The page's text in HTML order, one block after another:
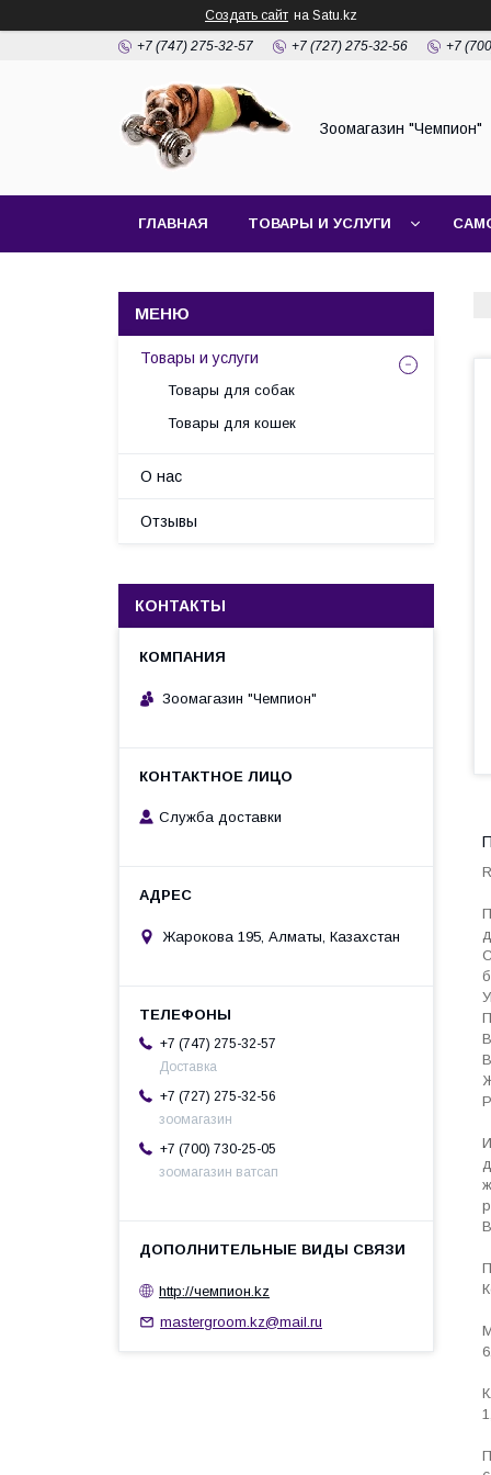
Создать сайт на Satu.kz
+7 (747) 275-32-57 +7 (727) 275-32-56 +7
Зоомагазин "Чемпион"
ГЛАВНАЯ ТОВАРЫ И УСЛУГИ
Товары и услуги
Товары для собак
Товары для кошек
О нас
Отзывы
КОНТАКТЫ
Зоомагазин "Чемпион"
Служба доставки
Жарокова 195, Алматы, Казахстан
+7 (747) 275-32-57
Доставка
+7 (727) 275-32-56
зоомагазин
+7 (700) 730-25-05
зоомагазин ватсап
http://чемпион.kz
mastergroom.kz@mail.ru